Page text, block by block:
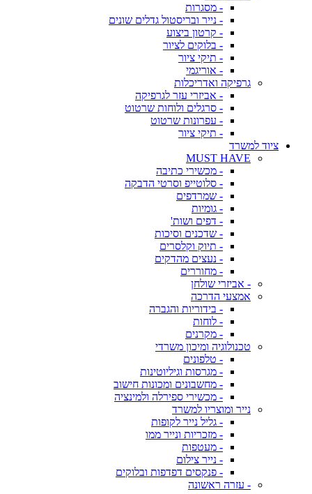
- מסגרות
- נייר ובריסטול גדלים שונים
- קרטון ביצוע
- בלוקים לציור
- תיקי ציור
- אוריגמי
גרפיקה ואדריכלות
- אביזרי עזר לגרפיקה
- סרגלים ולוחות שרטוט
- עפרונות שרטוט
- תיקי ציור
ציוד למשרד
MUST HAVE
- מכשירי כתיבה
- סלוטייפ וסרטי הדבקה
- שמרדפים
- גומיות
- דפים ושות'
- שדכנים וסיכות
- תיוק וקלסרים
- נעצים מהדקים
- מחוררים
- אביזרי שולחן
אמצעי הדרכה
- בידוריות והגברה
- לוחות
- מקרנים
טכנולוגיה ומיכון משרדי
- טלפונים
- מגרסות וגיליוטינות
- מחשבונים ומכונות חישוב
- מכשירי ספירלה ולמינציה
נייר ומוצריו למשרד
- גליל נייר לקופות
- מזכריות ונייר ממו
- מעטפות
- נייר צילום
- פנקסים דפדפות ובלוקים
- עזרה ראשונה